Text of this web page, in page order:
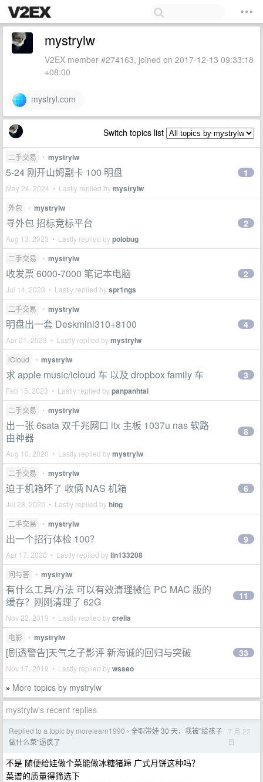
mystrylw
V2EX member #274163, joined on 2017-12-13 09:33:18
+08:00
mystryl.com
Switch topics list
二手交易 • mystrylw
5-24 刚开山姆副卡 100 明盘
May 24, 2024 • Lastly replied bymystrylw
1
外包 • mystrylw
寻外包 招标竞标平台
Aug 13, 2023 • Lastly replied bypolobug
2
二手交易 • mystrylw
收发票 6000-7000 笔记本电脑
Jul 14, 2023 • Lastly replied byspr1ngs
2
二手交易 • mystrylw
明盘出一套 Deskmini310+8100
Apr 21, 2023 • Lastly replied bymystrylw
4
iCloud • mystrylw
求 apple music/icloud 车 以及 dropbox family 车
Feb 15, 2023 • Lastly replied bypanpanhtai
3
二手交易 • mystrylw
出一张 6sata 双千兆网口 itx 主板 1037u nas 软路
由神器
Aug 10, 2020 • Lastly replied bymystrylw
8
二手交易 • mystrylw
迫于机箱坏了 收俩 NAS 机箱
Jul 28, 2020 • Lastly replied byhing
6
二手交易 • mystrylw
出一个招行体检 100？
Apr 17, 2020 • Lastly replied bylln133208
9
问与答 • mystrylw
有什么工具/方法 可以有效清理微信 PC MAC 版的
缓存？刚刚清理了 62G
Nov 22, 2019 • Lastly replied bycrella
11
电影 • mystrylw
[剧透警告]天气之子影评 新海诚的回归与突破
Nov 17, 2019 • Lastly replied bywsseo
33
» More topics by mystrylw
mystrylw's recent replies
Replied to a topic by morelearn1990 › 全职带娃 30 天，我被"给孩子
做什么菜"逼疯了
7 月 22
日
不是 随便给娃做个菜能做冰糖猪蹄 广式月饼这种吗？
菜谱的质量得筛选下